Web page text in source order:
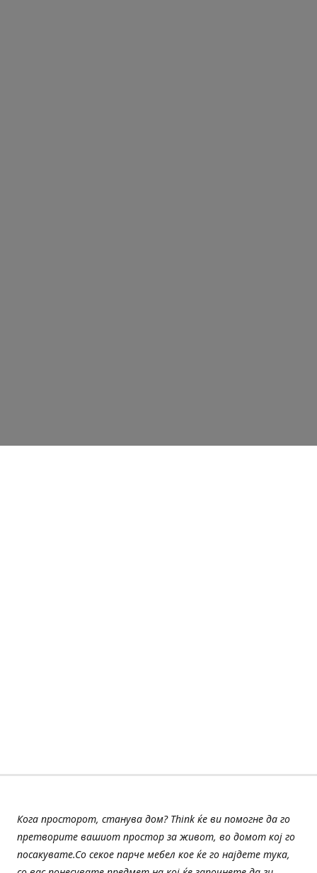
Кога просторот, станува дом? Think ќе ви помогне да го
претворите вашиот простор за живот, во домот кој го
посакувате.Со секое парче мебел кое ќе го најдете тука,